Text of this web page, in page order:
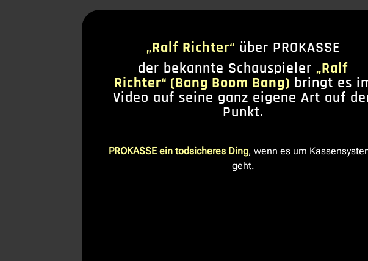
„Ralf Richter“ über PROKASSE
der bekannte Schauspieler„Ralf
Richter“ (Bang Boom Bang) bringt es
Video auf seine ganz eigene Art auf
Punkt.
PROKASSE ein todsicheres Ding, wenn es um
geht.